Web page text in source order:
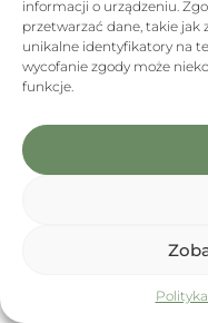
informacji o urządzeniu.
przetwarzać dane, takie jak
unikalne identyfikatory na
wycofanie zgody może
funkcje.
Menu
Niektóre materiały
elementy wygenerowane